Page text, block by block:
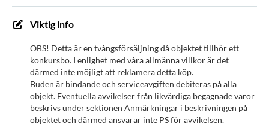
Viktig info
OBS! Detta är en tvångsförsäljning då objektet tillhör ett
konkursbo. I enlighet med våra allmänna villkor är det
därmed inte möjligt att reklamera detta köp.
Buden är bindande och serviceavgiften debiteras på alla
objekt. Eventuella avvikelser från likvärdiga begagnade varor
beskrivs under sektionen Anmärkningar i beskrivningen på
objektet och därmed ansvarar inte PS för avvikelsen.